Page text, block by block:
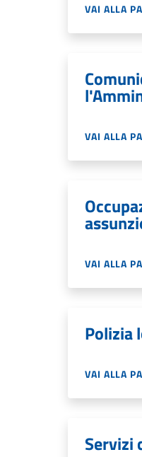
VAI ALLA
VAI ALLA
VAI ALLA
Polizia
VAI ALLA
Servizi